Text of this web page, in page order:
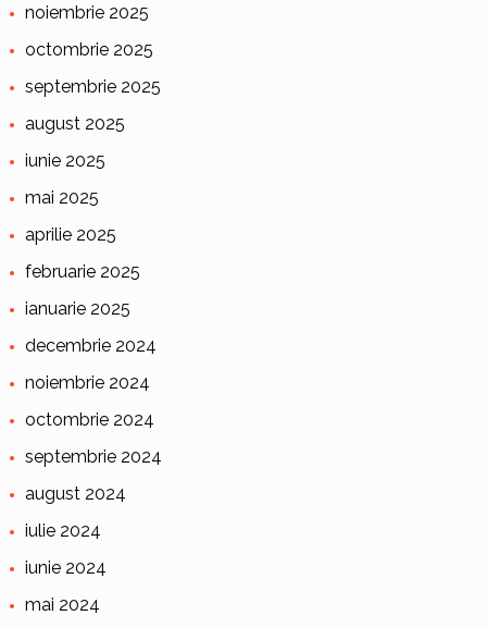
noiembrie 2025
octombrie 2025
septembrie 2025
august 2025
iunie 2025
mai 2025
aprilie 2025
februarie 2025
ianuarie 2025
decembrie 2024
noiembrie 2024
octombrie 2024
septembrie 2024
august 2024
iulie 2024
iunie 2024
mai 2024